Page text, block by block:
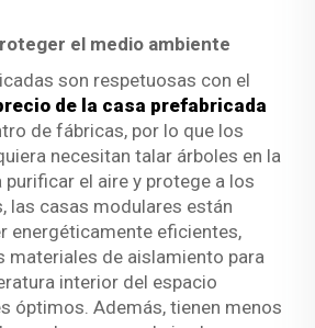
el medio ambiente
son respetuosas con el
de la casa prefabricada
de fábricas, por lo que los
necesitan talar árboles en la
purificar el aire y protege a los
las casas modulares están
energéticamente eficientes,
materiales de aislamiento para
interior del espacio
óptimos. Además, tienen menos